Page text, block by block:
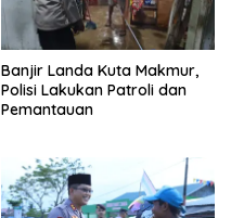
Banjir Landa Kuta Makmur,
Polisi Lakukan Patroli dan
Pemantauan